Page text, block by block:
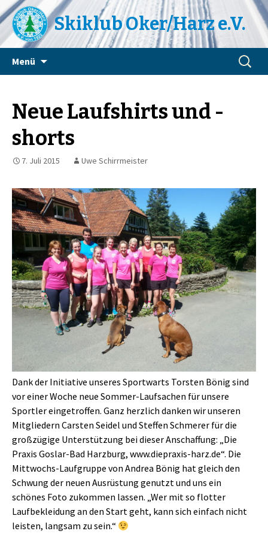
Skiklub Oker/Harz e.V.
Menü
Suchen
nach:
Neue Laufshirts und -
shorts
7. Juli 2015 Uwe Schirrmeister
Dank der Initiative unseres Sportwarts Torsten Bönig sind
vor einer Woche neue Sommer-Laufsachen für unsere
Sportler eingetroffen. Ganz herzlich danken wir unseren
Mitgliedern Carsten Seidel und Steffen Schmerer für die
großzügige Unterstützung bei dieser Anschaffung: „Die
Praxis Goslar-Bad Harzburg, www.diepraxis-harz.de“. Die
Mittwochs-Laufgruppe von Andrea Bönig hat gleich den
Schwung der neuen Ausrüstung genutzt und uns ein
schönes Foto zukommen lassen. „Wer mit so flotter
Laufbekleidung an den Start geht, kann sich einfach nicht
leisten, langsam zu sein.“